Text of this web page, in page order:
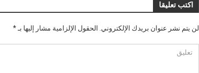
اكتب تعليقا
لن يتم نشر عنوان بريدك الإلكتروني. الحقول الإلزامية مشار إليها بـ*